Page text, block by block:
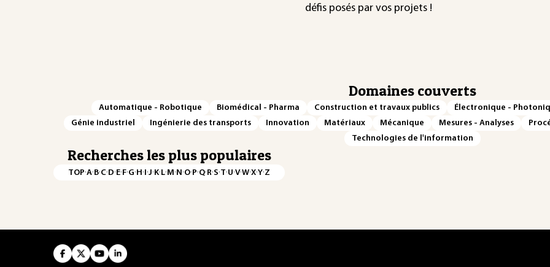
défis posés par vos projets !
Domaines couverts
Automatique - Robotique Biomédical - Pharma Construction et travaux publics Électronique -
Génie industriel
Ingénierie des transports Innovation Matériaux Mécanique Mesures - Analyses
Technologies de l'information
Recherches les plus populaires
TOP·A·B·C·D·E·F·G·H·I·J·K·L·M·N·O·P·Q·R·S·T·U·V·W·X·Y·Z